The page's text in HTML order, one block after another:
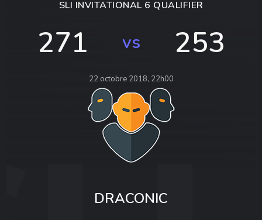
SLI INVITATIONAL 6 QUALIFIER
271 vs 253
22 octobre 2018, 22h00
DRACONIC